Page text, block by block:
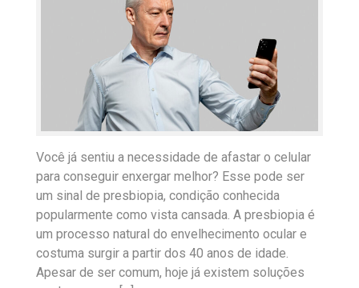
Você já sentiu a necessidade de afastar o celular
para conseguir enxergar melhor? Esse pode ser
um sinal de presbiopia, condição conhecida
popularmente como vista cansada. A presbiopia é
um processo natural do envelhecimento ocular e
costuma surgir a partir dos 40 anos de idade.
Apesar de ser comum, hoje já existem soluções